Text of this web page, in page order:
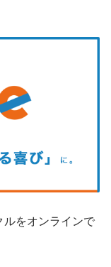
ルをオンラインで